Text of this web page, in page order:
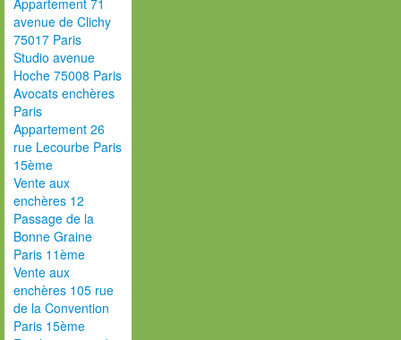
Appartement 71
avenue de Clichy
75017 Paris
Studio avenue
Hoche 75008 Paris
Avocats enchères
Paris
Appartement 26
rue Lecourbe Paris
15ème
Vente aux
enchères 12
Passage de la
Bonne Graine
Paris 11ème
Vente aux
enchères 105 rue
de la Convention
Paris 15ème